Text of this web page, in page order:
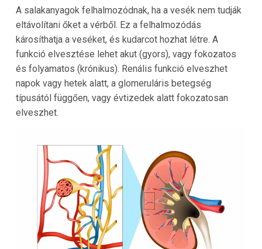
A salakanyagok felhalmozódnak, ha a vesék nem tudják
eltávolítani őket a vérből. Ez a felhalmozódás
károsíthatja a veséket, és kudarcot hozhat létre. A
funkció elvesztése lehet akut (gyors), vagy fokozatos
és folyamatos (krónikus). Renális funkció elveszhet
napok vagy hetek alatt, a glomeruláris betegség
típusától függően, vagy évtizedek alatt fokozatosan
elveszhet.